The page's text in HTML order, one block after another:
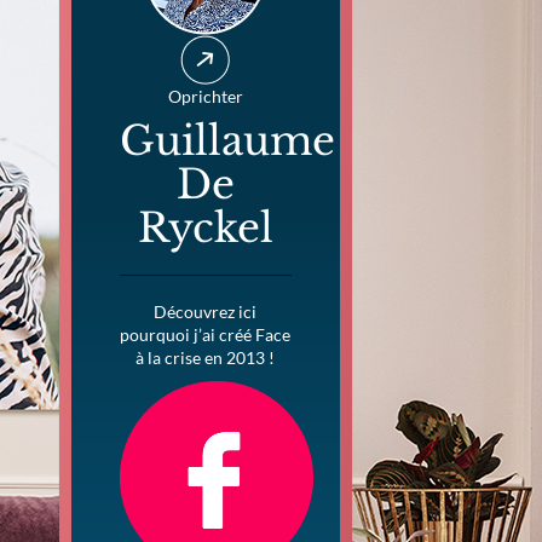
Oprichter
Guillaume
De
Ryckel
Découvrez ici
pourquoi j’ai créé Face
à la crise en 2013 !